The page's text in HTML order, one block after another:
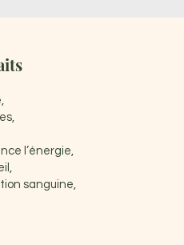
l’énergie,
sanguine,